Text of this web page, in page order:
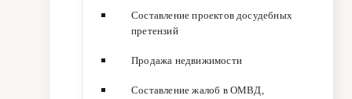
Составление проектов досудебных
претензий
Продажа недвижимости
Составление жалоб в ОМВД,